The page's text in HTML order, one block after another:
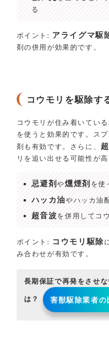
る
ポイント: アライグマ駆
剤の併用が効果的です。
コウモリを駆除す
コウモリが住み着いている
を使うと効果的です。ス
剤も有効です。さらに、
リを追い出せる可能性が高
忌避剤や燻煙剤 を使
ハッカ油やハッカ油
超音波を併用してコ
ポイント: コウモリ駆除
み合わせが有効です。
長期保証で再発をさせ
は？ 害獣駆除業者の